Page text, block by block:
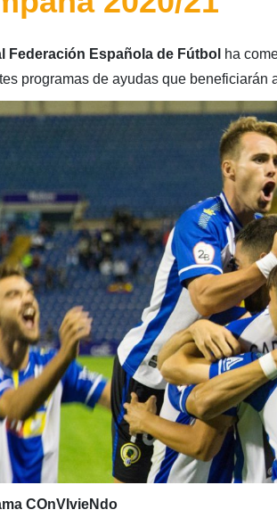
Federación Española de Fútbol ha
programas de ayudas que beneficiarán
COnVIvieNdo